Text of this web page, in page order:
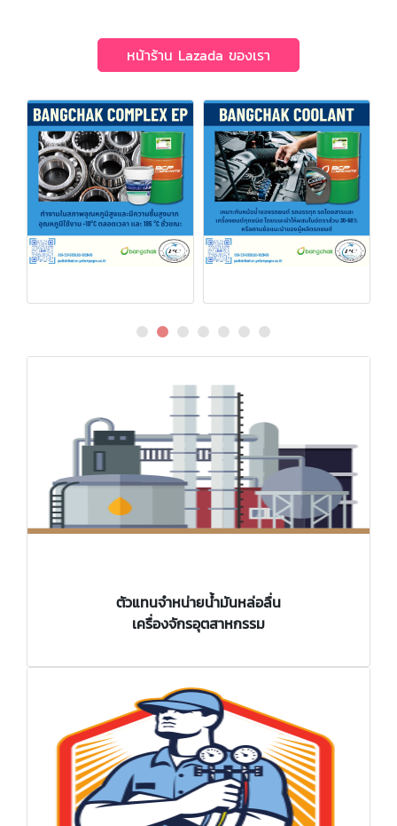
หน้าร้าน Lazada ของเรา
ตัวแทนจำหน่ายน้ำมันหล่อลื่น
เครื่องจักรอุตสาหกรรม